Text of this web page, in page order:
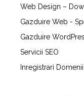
Web Design –
Gazduire Web -
Gazduire
Servicii SEO
Inregistrari Domenii